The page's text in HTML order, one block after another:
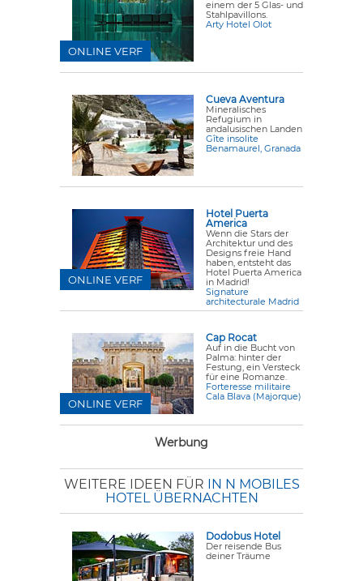
einem der 5 Glas- und
Stahlpavillons.
Arty Hotel Olot
ONLINE VERF
Cueva Aventura
Mineralisches
Refugium in
andalusischen Landen
Gîte insolite
Benamaurel, Granada
Hotel Puerta
America
Wenn die Stars der
Architektur und des
Designs freie Hand
haben, entsteht das
Hotel Puerta America
in Madrid!
Signature
architecturale Madrid
ONLINE VERF
Cap Rocat
Auf in die Bucht von
Palma: hinter der
Festung, ein Versteck
für eine Romanze.
Forteresse militaire
Cala Blava (Majorque)
ONLINE VERF
Werbung
WEITERE IDEEN FÜR IN N MOBILES
HOTEL ÜBERNACHTEN
Dodobus Hotel
Der reisende Bus
deiner Träume